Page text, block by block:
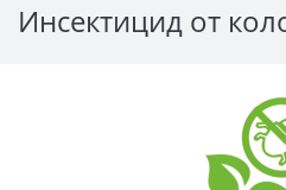
Инсектицид от